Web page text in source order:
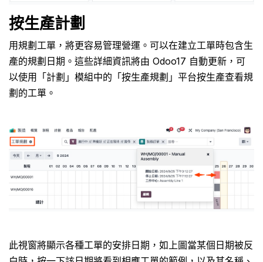
按生產計劃
用規劃工單，將更容易管理營運。可以在建立工單時包含生
產的規劃日期。這些詳細資訊將由 Odoo17 自動更新，可
以使用「計劃」模組中的「按生產規劃」平台按生產查看規
劃的工單。
此視窗將顯示各種工單的安排日期，如上圖當某個日期被反